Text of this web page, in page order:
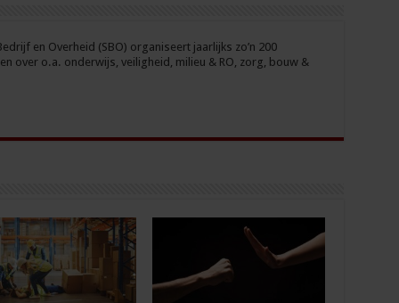
en Overheid (SBO) organiseert jaarlijks zo’n 200
over o.a. onderwijs, veiligheid, milieu & RO, zorg, bouw &